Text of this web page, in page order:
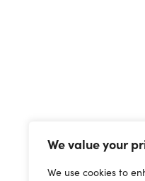
We value your
We use cookies to